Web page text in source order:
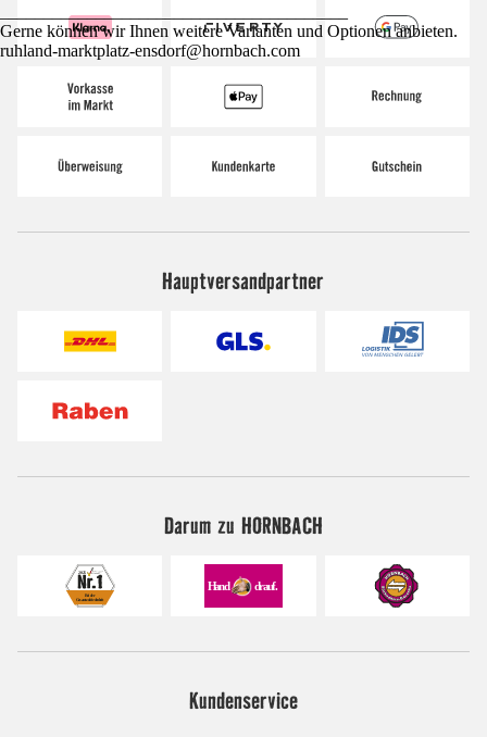
________________________________________
Gerne können wir Ihnen weitere Varianten und Optionen anbieten.
ruhland-marktplatz-ensdorf@hornbach.com
Hauptversandpartner
Darum zu HORNBACH
Kundenservice